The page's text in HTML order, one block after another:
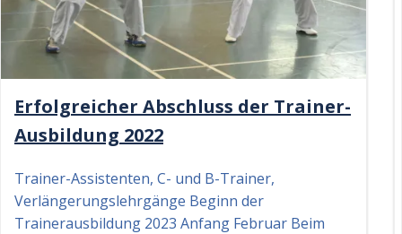
Erfolgreicher Abschluss der Trainer-
Ausbildung 2022
Trainer-Assistenten, C- und B-Trainer,
Verlängerungslehrgänge Beginn der
Trainerausbildung 2023 Anfang Februar Beim